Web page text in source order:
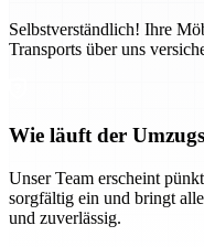
Selbstverständlich! Ihre
Transports über uns
Wie läuft der
Unser Team erscheint
sorgfältig ein und bringt
und zuverlässig.